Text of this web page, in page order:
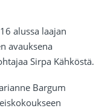
alussa laajan
avauksena
Sirpa Kähköstä.
Bargum